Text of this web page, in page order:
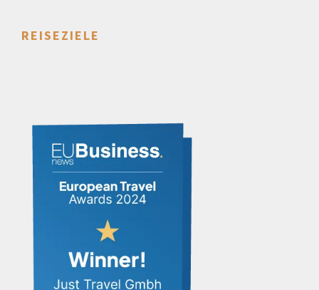
REISEZIELE